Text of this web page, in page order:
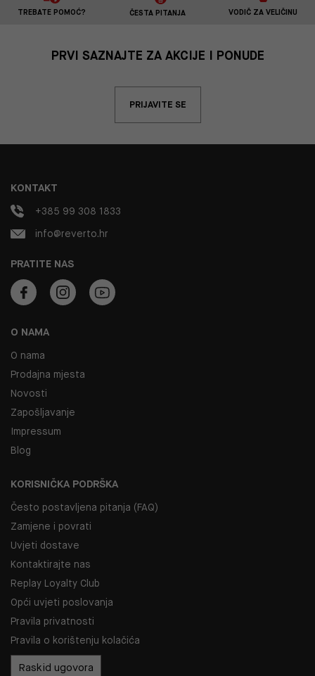
TREBATE POMOĆ? ČESTA PITANJA VODIČ ZA VELIČINU
PRVI SAZNAJTE ZA AKCIJE I PONUDE
PRIJAVITE SE
O NAMA
O nama
Prodajna mjesta
Novosti
Zapošljavanje
Impressum
Blog
KORISNIČKA PODRŠKA
Često postavljena pitanja (FAQ)
Zamjene i povrati
Uvjeti dostave
Kontaktirajte nas
Replay Loyalty Club
Opći uvjeti poslovanja
Pravila privatnosti
Pravila o korištenju kolačića
Raskid ugovora
PRATITE NAS
KONTAKT
+385 99 308 1833
info@reverto.hr